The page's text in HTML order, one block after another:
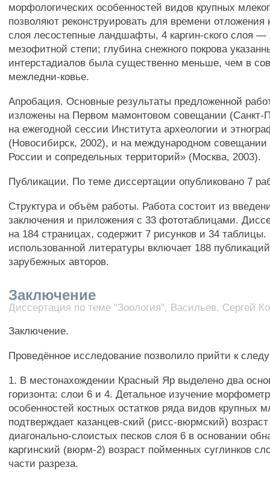
морфологических особенностей видов крупных
позволяют реконструировать для времени отложения
слоя лесостепные ландшафты, 4 каргин-ского слоя
мезофитной степи; глубина снежного покрова
интерстадиалов была существенно меньше, чем в
межледни-ковье.
Апробация. Основные результаты предложенной
изложены на Первом мамонтовом совещании (Санкт-
на ежегодной сессии Института археологии и
(Новосибирск, 2002), и на международном
России и сопредельных территорий» (Москва, 2003).
Публикации. По теме диссертации опубликовано 7
Структура и объём работы. Работа состоит из
заключения и приложения с 33 фототаблицами.
на 184 страницах, содержит 7 рисунков и 34 таблицы.
использованной литературы включает 188
зарубежных авторов.
Заключение
Диссертация по теме "Зоология", Васильев, Сергей
Заключение.
Проведённое исследование позволило прийти к
1. В местонахождении Красный Яр выделено два
горизонта: слои 6 и 4. Детальное изучение
особенностей костных остатков ряда видов крупных
подтверждает казанцев-ский (рисс-вюрмский)
диагонально-слоистых песков слоя 6 в основании
каргинский (вюрм-2) возраст пойменных суглинков
части разреза.